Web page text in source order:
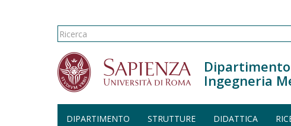
Salta al contenuto principale
Form di ricerca
Ricerca
Ingegneria
DIPARTIMENTO STRUTTURE DIDATTICA